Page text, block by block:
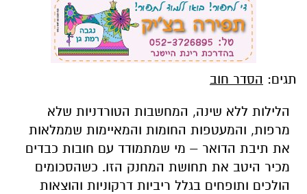
תגים: הסדר חוב
הלילות ללא שינה, המחשבות הטורדניות שלא
מרפות, והמעטפות החומות והמאיימות שממלאות
את תיבת הדואר – מי שמתמודד עם חובות כבדים
מכיר היטב את תחושת המחנק הזו. כשהסכומים
הולכים ותופחים בגלל ריביות דרקוניות והוצאות